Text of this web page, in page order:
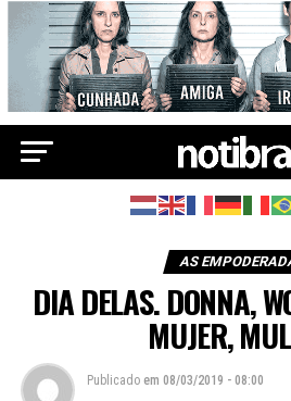
AS
DIA DELAS. DONNA,
MUJER,
Publicado em 08/03/2019 - 08:00